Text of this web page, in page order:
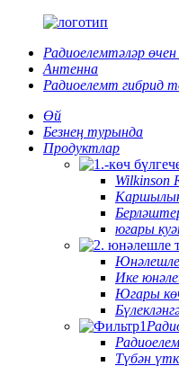
Радиоелемтәләр
Антенна
Радиоелемт гибрид
Өй
Безнең турында
Продуктлар
Wilkinson
югары
Ике
Югары
Түбән